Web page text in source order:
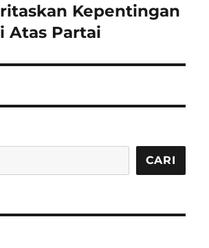
Kepentingan
Atas Partai
CARI